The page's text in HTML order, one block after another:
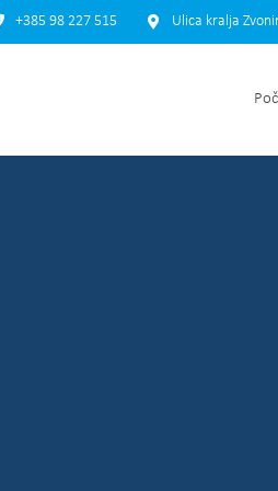
+385 98 227 515 Ulica kralja